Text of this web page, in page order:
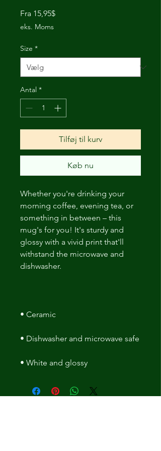
Fra 15,95$Salgspris
eks. Moms
Size *
Antal *
Tilføj til kurv
Køb nu
Whether you're drinking your
morning coffee, evening tea, or
something in between – this
mug's for you! It's sturdy and
glossy with a vivid print that'll
withstand the microwave and
• White and glossy